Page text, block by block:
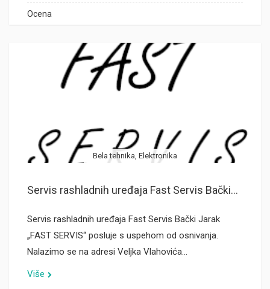
Ocena
Bela tehnika, Elektronika
Servis rashladnih uređaja Fast Servis Bački...
Servis rashladnih uređaja Fast Servis Bački Jarak
„FAST SERVIS“ posluje s uspehom od osnivanja.
Nalazimo se na adresi Veljka Vlahovića…
Više